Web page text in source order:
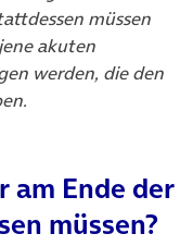
müssen
akuten
werden, die den
Ende der
müssen?